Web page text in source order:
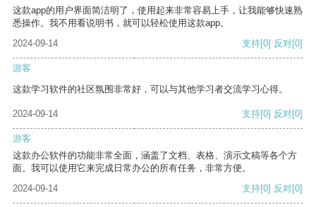
这款app的用户界面简洁明了，使用起来非常容易上手，让我能够快速熟
悉操作。我不用看说明书，就可以轻松使用这款app。
2024-09-14
支持[0] 反对[0]
游客
这款学习软件的社区氛围非常好，可以与其他学习者交流学习心得。
2024-09-14 支持[0] 反对[0]
游客
这款办公软件的功能非常全面，涵盖了文档、表格、演示文稿等各个方
面。我可以使用它来完成日常办公的所有任务，非常方便。
2024-09-14
支持[0] 反对[0]